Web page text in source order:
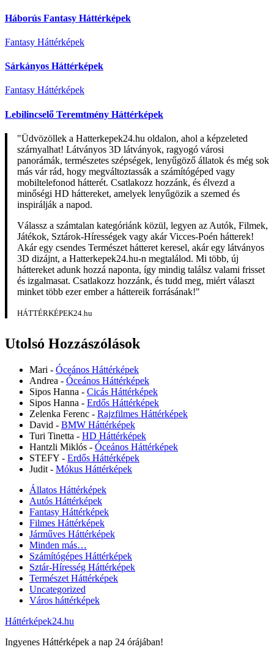
Háborús Fantasy Háttérképek
Fantasy Háttérképek
Sárkányos Háttérképek
Fantasy Háttérképek
Lebilincselő Teremtmény Háttérképek
"Üdvözöllek a Hatterkepek24.hu oldalon, ahol a képzeleted
szárnyalhat! Látványos 3D látványok, ragyogó városi
panorámák, természetes szépségek, lenyűgöző állatok és még sok
más vár rád, hogy megváltoztassák a számítógéped vagy
mobiltelefonod hátterét. Csatlakozz hozzánk, és élvezd a
minőségi HD háttereket, amelyek lenyűgözik a szemed és
inspirálják a napod.
Válassz a számtalan kategóriánk közül, legyen az Autók, Filmek,
Játékok, Sztárok-Hírességek vagy akár Vicces-Poén hátterek!
Akár egy csendes Természet hátteret keresel, akár egy látványos
3D dizájnt, a Hatterkepek24.hu-n megtalálod. Mi több, új
háttereket adunk hozzá naponta, így mindig találsz valami frisset
és izgalmasat. Csatlakozz hozzánk, és tudd meg, miért választ
minket több ezer ember a háttereik forrásának!"
HÁTTÉRKÉPEK24.hu
Utolsó Hozzászólások
Mari - Óceános Háttérképek
Andrea - Óceános Háttérképek
Sipos Hanna - Cicás Háttérképek
Sipos Hanna - Erdős Háttérképek
Zelenka Ferenc - Rajzfilmes Háttérképek
David - BMW Háttérképek
Turi Tinetta - HD Háttérképek
Hantzli Miklós - Óceános Háttérképek
STEFY - Erdős Háttérképek
Judit - Mókus Háttérképek
Állatos Háttérképek
Autós Háttérképek
Fantasy Háttérképek
Filmes Háttérképek
Járműves Háttérképek
Minden más…
Számítógépes Háttérképek
Sztár-Híresség Háttérképek
Természet Háttérképek
Uncategorized
Város háttérképek
Háttérképek24.hu
Ingyenes Háttérképek a nap 24 órájában!